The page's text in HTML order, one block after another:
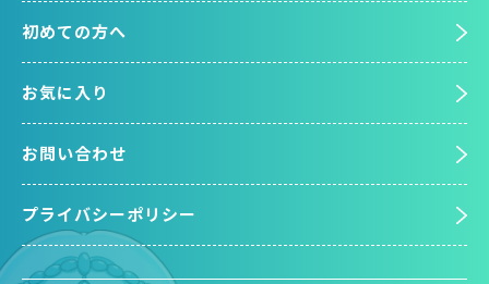
初めての方へ
お気に入り
お問い合わせ
プライバシーポリシー